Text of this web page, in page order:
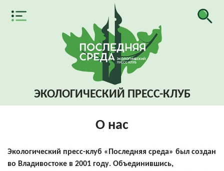
ЭКОЛОГИЧЕСКИЙ ПРЕСС-КЛУБ
О нас
Экологический пресс-клуб «Последняя среда» был создан
во Владивостоке в 2001 году. Объединившись,